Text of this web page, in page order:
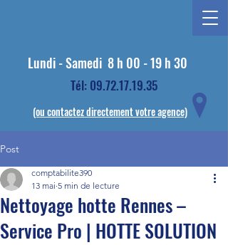
Lundi - Samedi 8 h 00 - 19 h 30
Tél: 09.72.17.19.35
(ou contactez directement votre agence)
Post
Nettoyage hotte Rennes –
Service Pro | HOTTE SOLUTION
comptabilite390
13 mai 5 min de lecture